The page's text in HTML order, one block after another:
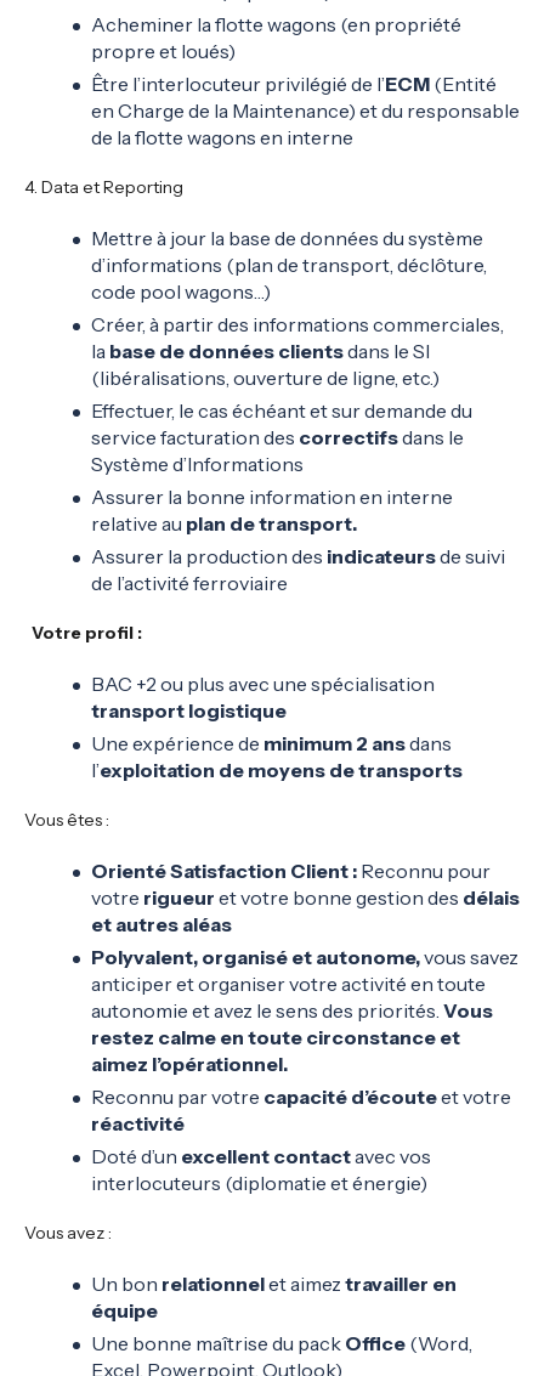
Acheminer la flotte wagons (en propriété
propre et loués)
Être l’interlocuteur privilégié de l’ECM (Entité
en Charge de la Maintenance) et du responsable
de la flotte wagons en interne
4. Data et Reporting
Mettre à jour la base de données du système
d’informations (plan de transport, déclôture,
code pool wagons…)
Créer, à partir des informations commerciales,
la base de données clientsdans le SI
(libéralisations, ouverture de ligne, etc.)
Effectuer, le cas échéant et sur demande du
service facturation des correctifsdans le
Système d’Informations
Assurer la bonne information en interne
relative au plan de transport.
Assurer la production des indicateursde suivi
de l’activité ferroviaire
Votre profil :
BAC +2 ou plus avec une spécialisation
transport logistique
Une expérience de minimum 2 ansdans
l’exploitation de moyens de transports
Vous êtes :
Orienté Satisfaction Client : Reconnu pour
votre rigueur et votre bonne gestion des délais
et autres aléas
Polyvalent, organisé et autonome,vous savez
anticiper et organiser votre activité en toute
autonomie et avez le sens des priorités. Vous
restez calme en toute circonstance et
aimez l’opérationnel.
Reconnu par votre capacité d’écouteet votre
réactivité
Doté d’un excellent contactavec vos
interlocuteurs (diplomatie et énergie)
Vous avez :
Un bon relationnelet aimez travailler en
équipe
Une bonne maîtrise du pack Office (Word,
Excel, Powerpoint, Outlook)